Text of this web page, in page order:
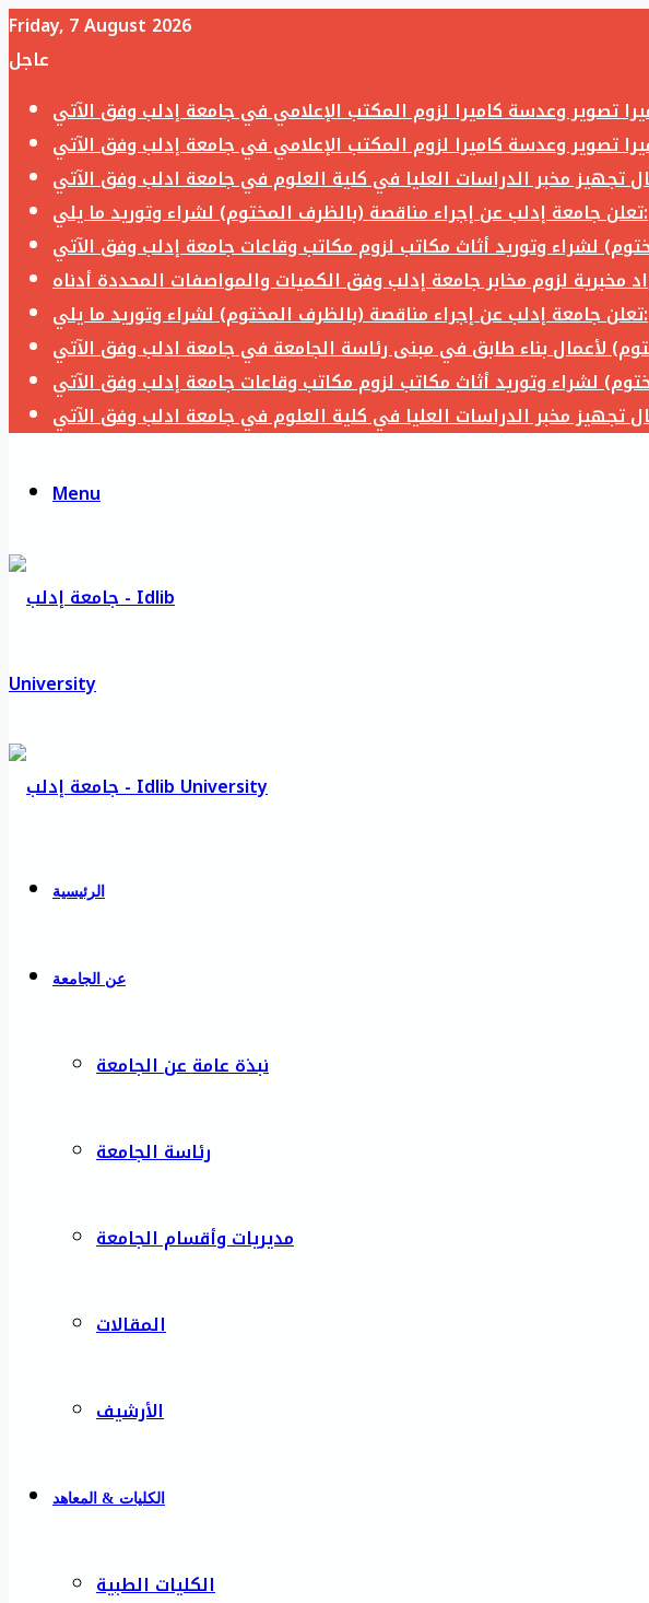
Friday, 7 August 2026
عاجل
تعلن جامعة إدلب عن إجراء مناقصة (بالظرف المختوم) لشراء وتوريد ما يلي:
تعلن جامعة إدلب عن إجراء مناقصة (بالظرف المختوم) لشراء وتوريد ما يلي:
Menu
الرئيسية
عن الجامعة
نبذة عامة عن الجامعة
رئاسة الجامعة
مديريات وأقسام الجامعة
المقالات
الأرشيف
الكليات & المعاهد
الكليات الطبية